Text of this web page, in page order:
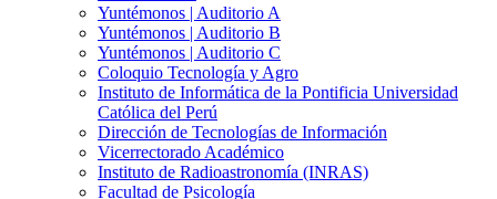
Yuntémonos | Auditorio A
Yuntémonos | Auditorio B
Yuntémonos | Auditorio C
Coloquio Tecnología y Agro
Instituto de Informática de la Pontificia Universidad
Católica del Perú
Dirección de Tecnologías de Información
Vicerrectorado Académico
Instituto de Radioastronomía (INRAS)
Facultad de Psicología